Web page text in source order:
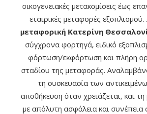
οικογενειακές μετακομίσεις έως
εταιρικές μεταφορές
μεταφορική Κατερίνη
σύγχρονα φορτηγά, ειδικό
φόρτωση/εκφόρτωση και πλήρη
σταδίου της μεταφοράς.
τη συσκευασία των
αποθήκευση όταν χρειάζεται, και
με απόλυτη ασφάλεια και